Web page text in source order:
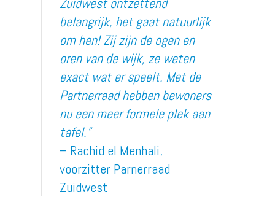
belangrijk, het gaat natuurlijk
om hen! Zij zijn de ogen en
oren van de wijk, ze weten
exact wat er speelt. Met de
Partnerraad hebben bewoners
nu een meer formele plek aan
tafel.”
– Rachid el Menhali,
voorzitter Parnerraad
Zuidwest